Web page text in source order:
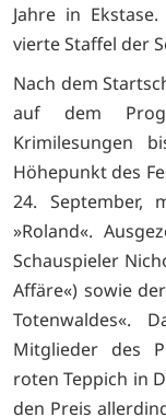
Jahre in
vierte Staffel der
Nach dem
auf dem
Krimilesungen
Höhepunkt des
24. September,
»Roland«.
Schauspieler
Affäre«) sowie
Totenwaldes«.
Mitglieder des
roten Teppich in
den Preis